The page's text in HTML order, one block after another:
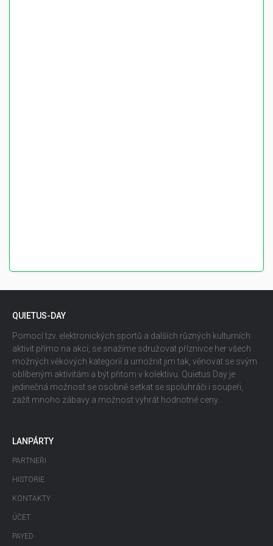
QUIETUS-DAY
Pomocí tzv. elektronických sportů a dalších různých kulturních
aktivit přímo na akci, se snažíme sdružovat příznivce her všech
možných věkových kategorií a umožnit jim tak, věnovat se svým
oblíbeným aktivitám a být přitom v kolektivu. Quietus Day je
jedinečná možnost se osobně setkat se spoluhráči i soupeři,
zažít mnoho zábavy a možnost vyhrát hodnotné ceny.
LANPÁRTY
PARTNEŘI
HISTORIE
KONTAKTY
ÚČET
PAYED